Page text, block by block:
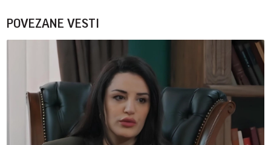
POVEZANE VESTI